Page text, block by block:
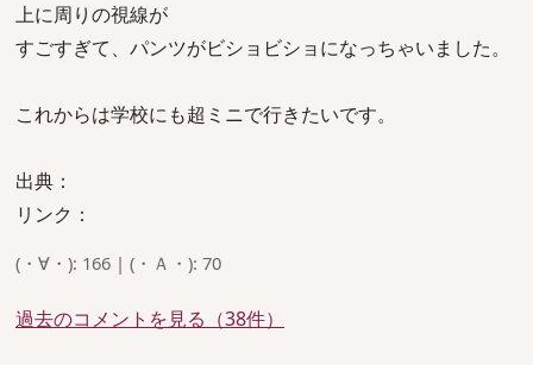
上に周りの視線が
すごすぎて、パンツがビショビショになっちゃいました。
これからは学校にも超ミニで行きたいです。
出典：
リンク：
(・∀・): 166 | (・Ａ・): 70
過去のコメントを見る（38件）